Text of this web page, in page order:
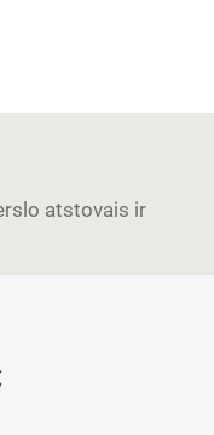
atstovais ir